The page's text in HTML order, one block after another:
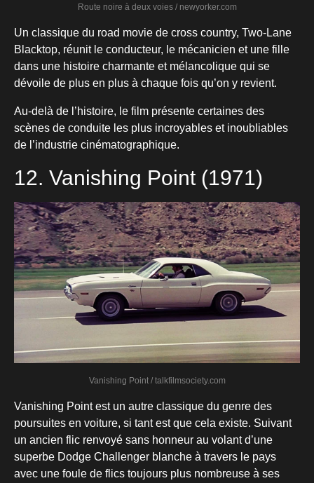
Route noire à deux voies / newyorker.com
Un classique du road movie de cross country, Two-Lane
Blacktop, réunit le conducteur, le mécanicien et une fille
dans une histoire charmante et mélancolique qui se
dévoile de plus en plus à chaque fois qu’on y revient.
Au-delà de l’histoire, le film présente certaines des
scènes de conduite les plus incroyables et inoubliables
de l’industrie cinématographique.
12. Vanishing Point (1971)
Vanishing Point / talkfilmsociety.com
Vanishing Point est un autre classique du genre des
poursuites en voiture, si tant est que cela existe. Suivant
un ancien flic renvoyé sans honneur au volant d’une
superbe Dodge Challenger blanche à travers le pays
avec une foule de flics toujours plus nombreuse à ses